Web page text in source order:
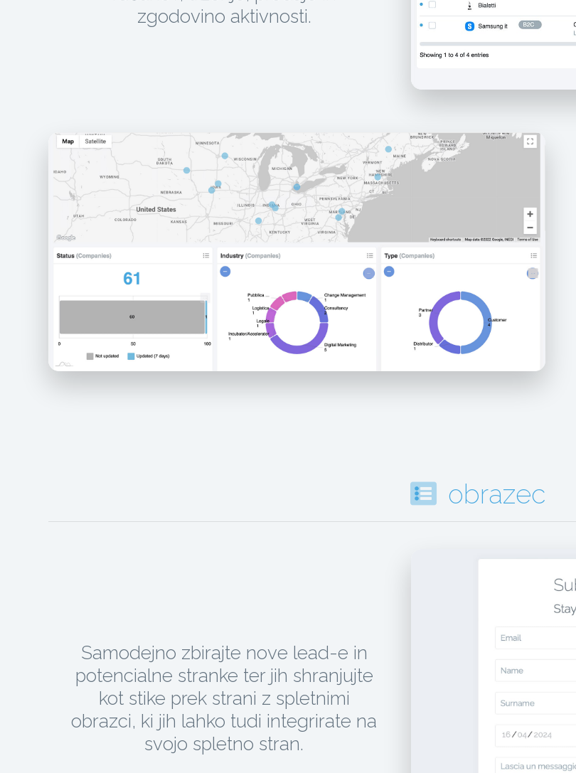
zgodovino aktivnosti.
obrazec
Samodejno zbirajte nove lead-e in
potencialne stranke ter jih shranjujte
kot stike prek strani z spletnimi
obrazci, ki jih lahko tudi integrirate na
svojo spletno stran.